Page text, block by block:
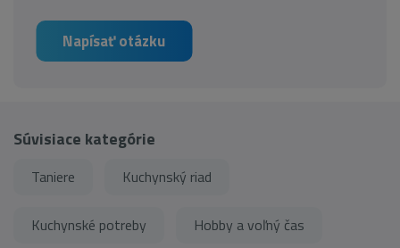
Napísať otázku
Súvisiace kategórie
Taniere Kuchynský riad
Kuchynské potreby Hobby a voľný čas